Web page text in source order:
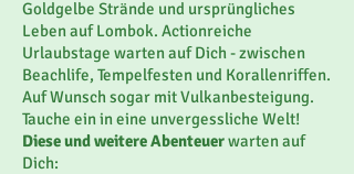
Goldgelbe Strände und ursprüngliches
Leben auf Lombok. Actionreiche
Urlaubstage warten auf Dich - zwischen
Beachlife, Tempelfesten und Korallenriffen.
Auf Wunsch sogar mit Vulkanbesteigung.
Tauche ein in eine unvergessliche Welt!
Diese und weitere Abenteuerwarten auf
Dich: